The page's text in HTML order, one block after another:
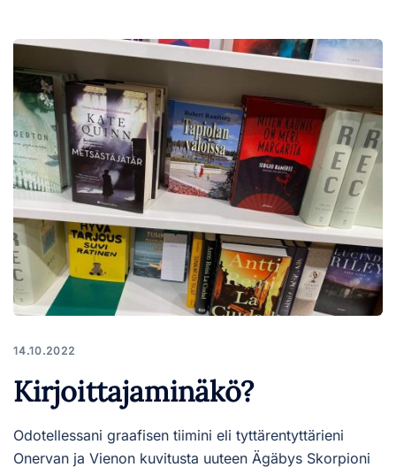
14.10.2022
Kirjoittajaminäkö?
Odotellessani graafisen tiimini eli tyttärentyttärieni
Onervan ja Vienon kuvitusta uuteen Ägäbys Skorpioni